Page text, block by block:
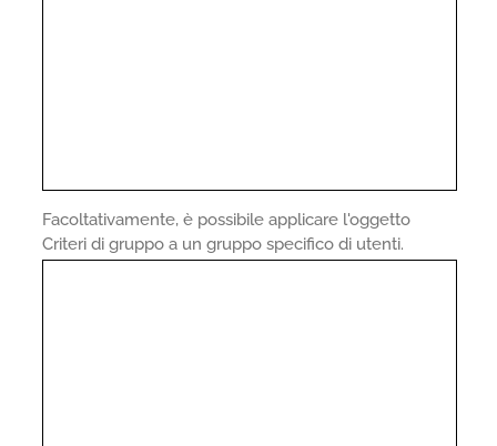
Facoltativamente, è possibile applicare l'oggetto
Criteri di gruppo a un gruppo specifico di utenti.